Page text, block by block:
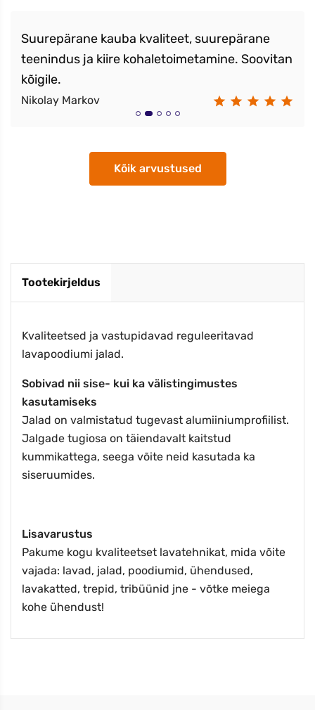
Suurepärane kauba kvaliteet, suurepärane
teenindus ja kiire kohaletoimetamine. Soovitan
kõigile.
Nikolay Markov
Kõik arvustused
Tootekirjeldus
Kvaliteetsed ja vastupidavad reguleeritavad
lavapoodiumi jalad.
Sobivad nii sise- kui ka välistingimustes
kasutamiseks
Jalad on valmistatud tugevast alumiiniumprofiilist.
Jalgade tugiosa on täiendavalt kaitstud
kummikattega, seega võite neid kasutada ka
siseruumides.
Lisavarustus
Pakume kogu kvaliteetset lavatehnikat, mida võite
vajada: lavad, jalad, poodiumid, ühendused,
lavakatted, trepid, tribüünid jne - võtke meiega
kohe ühendust!